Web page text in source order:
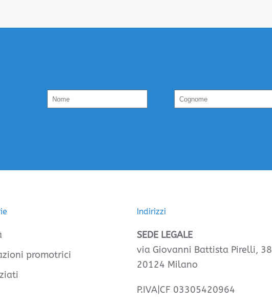
promotrici
Indirizzi
SEDE LEGALE
via Giovanni Battista Pirelli, 38
20124 Milano
P.IVA|CF 03305420964